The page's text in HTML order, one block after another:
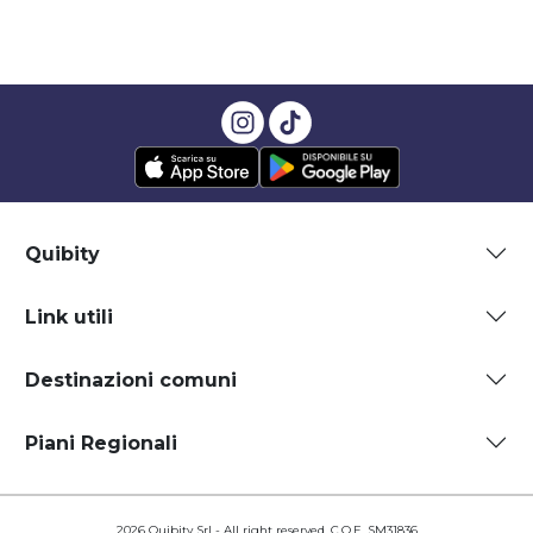
Quibity
Link utili
Destinazioni comuni
Piani Regionali